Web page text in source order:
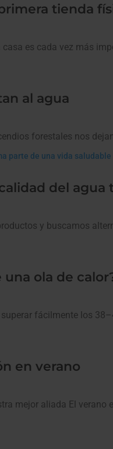
tienda
es cada vez más
al agua
forestales nos
del
y buscamos
ola de
fácilmente los
en verano
mejor aliada El verano